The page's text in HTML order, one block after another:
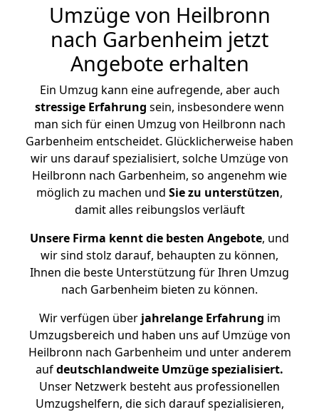
Umzüge von Heilbronn
nach Garbenheim jetzt
Angebote erhalten
Ein Umzug kann eine aufregende, aber auch
stressige Erfahrung sein, insbesondere wenn
man sich für einen Umzug von Heilbronn nach
Garbenheim entscheidet. Glücklicherweise haben
wir uns darauf spezialisiert, solche Umzüge von
Heilbronn nach Garbenheim, so angenehm wie
möglich zu machen und Sie zu unterstützen,
damit alles reibungslos verläuft
Unsere Firma kennt die besten Angebote, und
wir sind stolz darauf, behaupten zu können,
Ihnen die beste Unterstützung für Ihren Umzug
nach Garbenheim bieten zu können.
Wir verfügen überjahrelange Erfahrung im
Umzugsbereich und haben uns auf Umzüge von
Heilbronn nach Garbenheim und unter anderem
aufdeutschlandweite Umzüge spezialisiert.
Unser Netzwerk besteht aus professionellen
Umzugshelfern, die sich darauf spezialisieren,